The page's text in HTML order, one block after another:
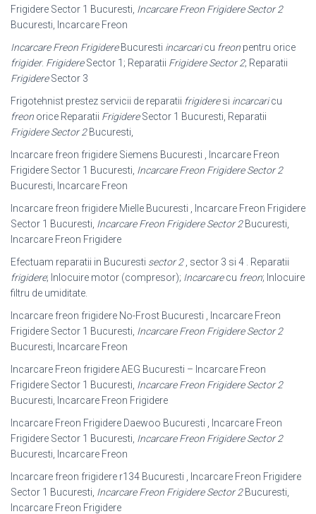
Frigidere Sector 1 Bucuresti, Incarcare Freon Frigidere Sector 2
Bucuresti, Incarcare Freon
Incarcare Freon FrigidereBucuresti incarcaricu freon pentru orice
frigider. FrigidereSector 1; Reparatii Frigidere Sector 2; Reparatii
FrigidereSector 3
Frigotehnist prestez servicii de reparatii frigideresi incarcaricu
freon orice Reparatii FrigidereSector 1 Bucuresti, Reparatii
Frigidere Sector 2Bucuresti,
Incarcare freon frigidere Siemens Bucuresti , Incarcare Freon
Frigidere Sector 1 Bucuresti, Incarcare Freon Frigidere Sector 2
Bucuresti, Incarcare Freon
Incarcare freon frigidere Mielle Bucuresti , Incarcare Freon Frigidere
Sector 1 Bucuresti, Incarcare Freon Frigidere Sector 2Bucuresti,
Incarcare Freon Frigidere
Efectuam reparatii in Bucuresti sector 2, sector 3 si 4 . Reparatii
frigidere; Inlocuire motor (compresor); Incarcarecu freon; Inlocuire
filtru de umiditate.
Incarcare freon frigidere No-Frost Bucuresti , Incarcare Freon
Frigidere Sector 1 Bucuresti, Incarcare Freon Frigidere Sector 2
Bucuresti, Incarcare Freon
Incarcare Freon frigidere AEG Bucuresti – Incarcare Freon
Frigidere Sector 1 Bucuresti, Incarcare Freon Frigidere Sector 2
Bucuresti, Incarcare Freon Frigidere
Incarcare Freon Frigidere Daewoo Bucuresti , Incarcare Freon
Frigidere Sector 1 Bucuresti, Incarcare Freon Frigidere Sector 2
Bucuresti, Incarcare Freon
Incarcare freon frigidere r134 Bucuresti , Incarcare Freon Frigidere
Sector 1 Bucuresti, Incarcare Freon Frigidere Sector 2Bucuresti,
Incarcare Freon Frigidere